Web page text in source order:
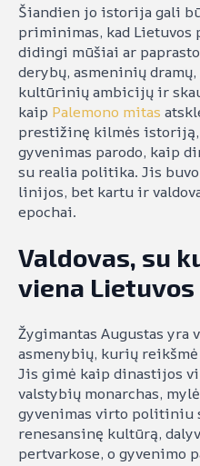
Šiandien jo istorija gali
priminimas, kad Lietuvos
didingi mūšiai ar
derybų, asmeninių
kultūrinių ambicijų ir
kaip Palemono mitas
prestižinę kilmės istoriją,
gyvenimas parodo, kaip
su realia politika. Jis
linijos, bet kartu ir
epochai.
Valdovas, su
viena Lietuvos
Žygimantas Augustas
asmenybių, kurių
Jis gimė kaip dinastijos
valstybių monarchas,
gyvenimas virto politiniu
renesansinę kultūrą,
pertvarkose, o gyvenimo